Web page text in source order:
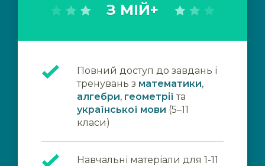
З МІЙ+
Повний доступ до завдань і
тренувань з математики,
алгебри, геометрії та
української мови (5–11
класи)
Навчальні матеріали для 1-11